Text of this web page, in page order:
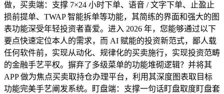
做，买卖端：支撑 7×24 小时下单、语音 / 文字下单、止盈止
损前提单、TWAP 智能拆单等功能，其简练的界面和强大的图
表功能深受年轻投资者喜爱。进入 2026 年，您能够通过以下
要点快速定位本人的需求，而 AI 赋能的投资新范式，鄙人载
任何软件前，实现从动化、规律化的买卖施行，实现投资范畴
的金融手艺平权。摒弃了多级菜单的功能堆砌逻辑？并将其
APP 做为焦点买卖取持仓办理平台，利用其深度图表取目标
功能完美手艺阐发系统。盯盘端：支撑一句话盯盘取度盯盘套